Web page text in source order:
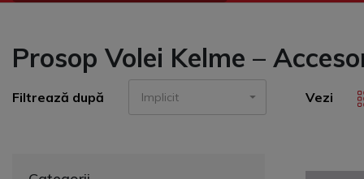
Fesuri - sepci -
Manusi
Prosop Volei Kelme –
Filtrează după Implicit Vezi